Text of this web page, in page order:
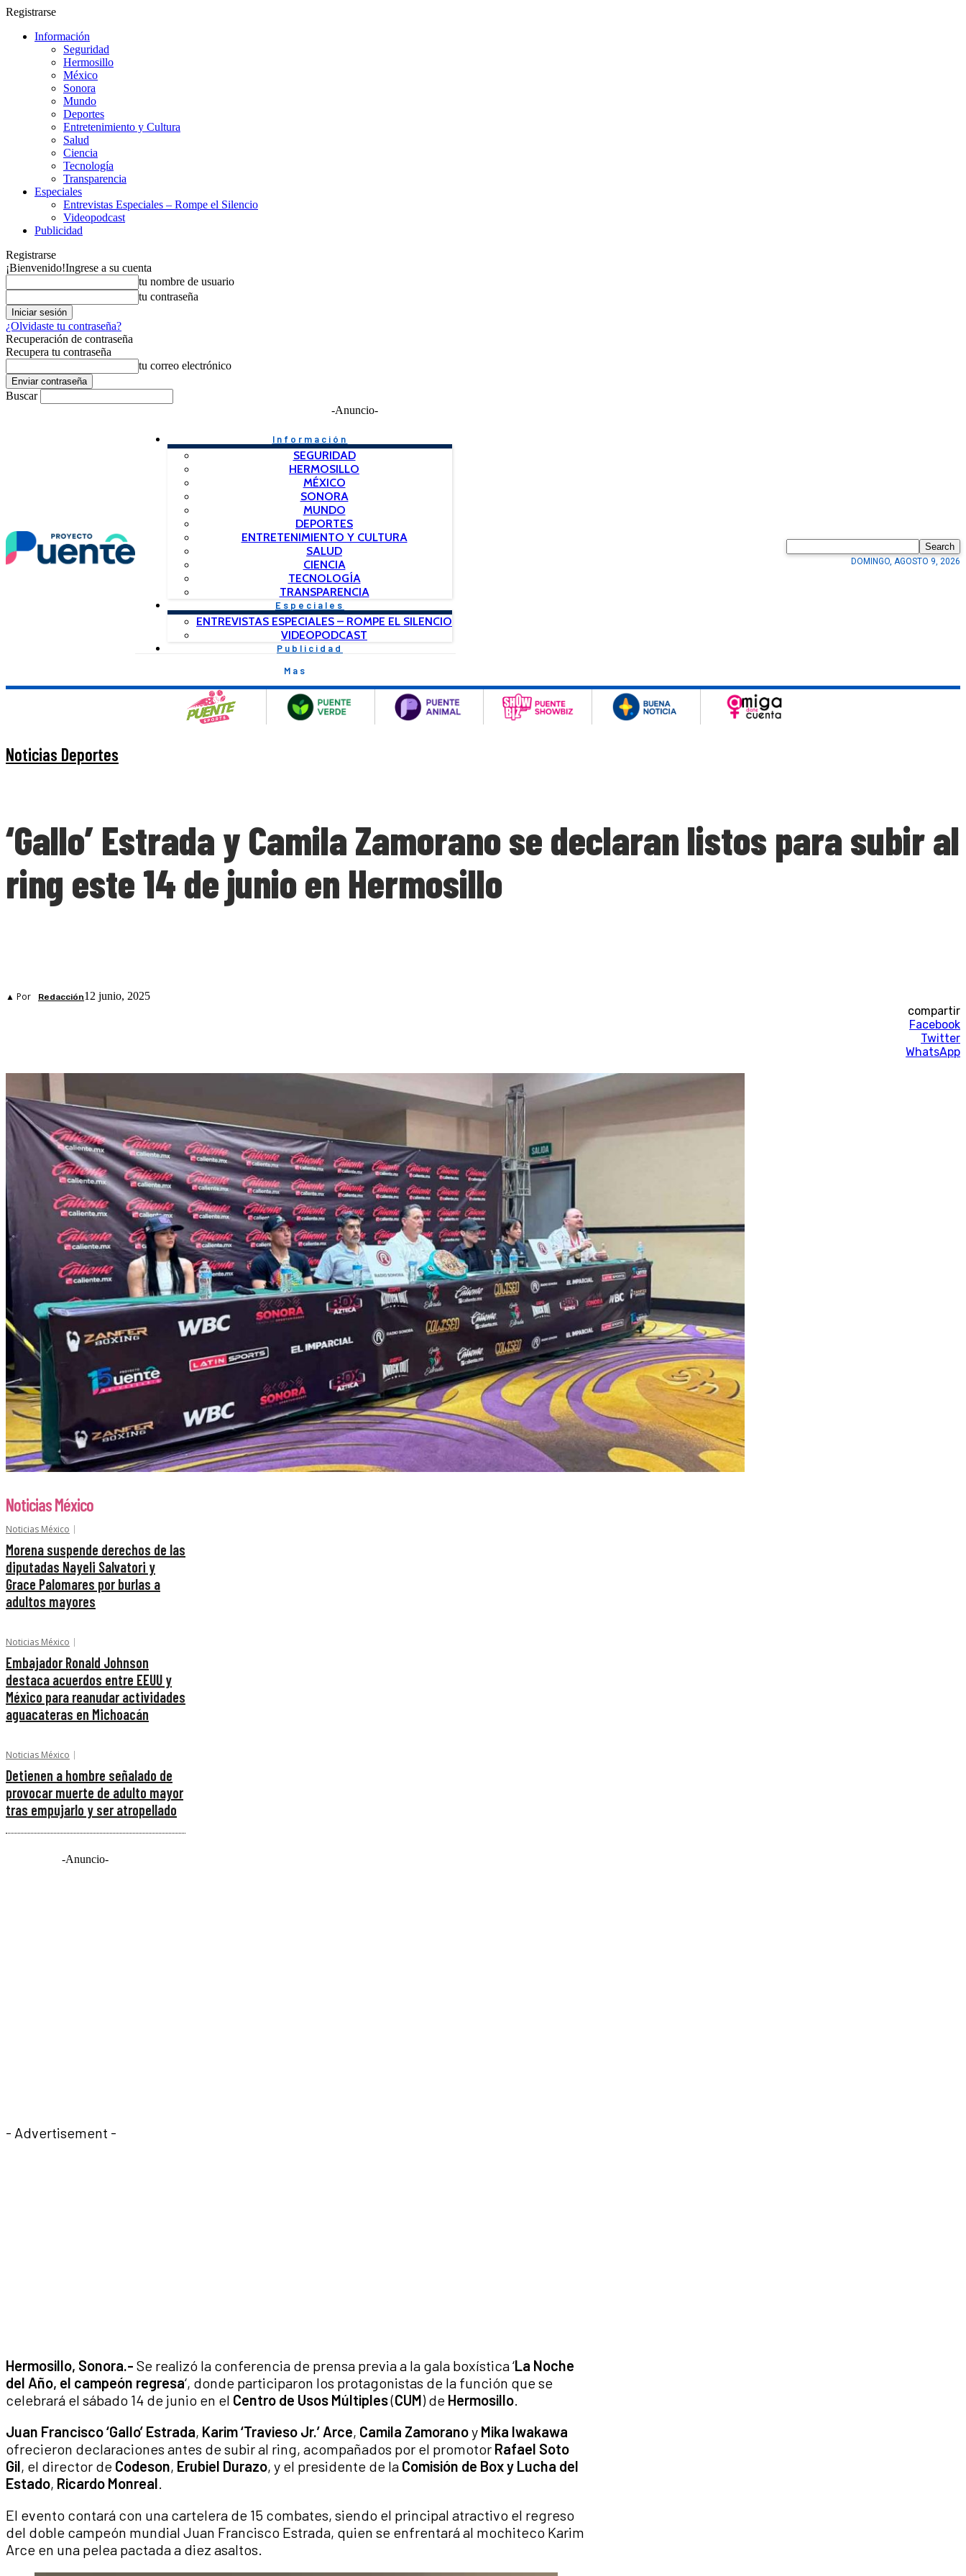
Registrarse
Información
Seguridad
Hermosillo
México
Sonora
Mundo
Deportes
Entretenimiento y Cultura
Salud
Ciencia
Tecnología
Transparencia
Especiales
Entrevistas Especiales – Rompe el Silencio
Videopodcast
Publicidad
Registrarse
¡Bienvenido!Ingrese a su cuenta
tu nombre de usuario
tu contraseña
¿Olvidaste tu contraseña?
Recuperación de contraseña
Recupera tu contraseña
tu correo electrónico
Buscar
-Anuncio-
Información
SEGURIDAD
HERMOSILLO
MÉXICO
SONORA
MUNDO
DEPORTES
ENTRETENIMIENTO Y CULTURA
SALUD
CIENCIA
TECNOLOGÍA
TRANSPARENCIA
Especiales
ENTREVISTAS ESPECIALES – ROMPE EL SILENCIO
VIDEOPODCAST
Publicidad
Mas
Search
DOMINGO, AGOSTO 9, 2026
Noticias Deportes
‘Gallo’ Estrada y Camila Zamorano se declaran listos para subir al
ring este 14 de junio en Hermosillo
▲ Por Redacción12 junio, 2025
compartir
Facebook
Twitter
WhatsApp
Noticias México
Noticias México
Morena suspende derechos de las
diputadas Nayeli Salvatori y
Grace Palomares por burlas a
adultos mayores
Noticias México
Embajador Ronald Johnson
destaca acuerdos entre EEUU y
México para reanudar actividades
aguacateras en Michoacán
Noticias México
Detienen a hombre señalado de
provocar muerte de adulto mayor
tras empujarlo y ser atropellado
-Anuncio-
- Advertisement -
Hermosillo, Sonora.- Se realizó la conferencia de prensa previa a la gala boxística ‘La Noche
del Año, el campeón regresa‘, donde participaron los protagonistas de la función que se
celebrará el sábado 14 de junio en el Centro de Usos Múltiples(CUM) de Hermosillo.
Juan Francisco ‘Gallo’ Estrada, Karim ‘Travieso Jr.’ Arce, Camila Zamoranoy Mika Iwakawa
ofrecieron declaraciones antes de subir al ring, acompañados por el promotor Rafael Soto
Gil, el director de Codeson, Erubiel Durazo, y el presidente de la Comisión de Box y Lucha del
Estado, Ricardo Monreal.
El evento contará con una cartelera de 15 combates, siendo el principal atractivo el regreso
del doble campeón mundial Juan Francisco Estrada, quien se enfrentará al mochiteco Karim
Arce en una pelea pactada a diez asaltos.